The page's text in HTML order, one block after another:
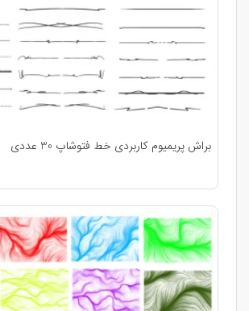
براش پریمیوم کاربردی خط فتوشاپ 30 عددی